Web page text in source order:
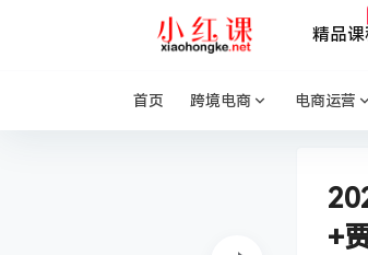
精品
首页 跨境电商 电商运营
+